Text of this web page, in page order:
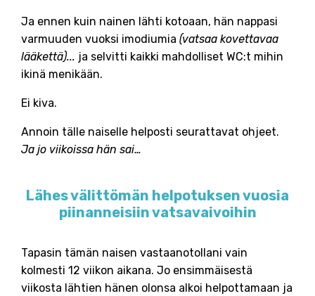
Ja ennen kuin nainen lähti kotoaan, hän nappasi
varmuuden vuoksi imodiumia (vatsaa kovettavaa
lääkettä)... ja selvitti kaikki mahdolliset WC:t mihin
ikinä menikään.
Ei kiva.
Annoin tälle naiselle helposti seurattavat ohjeet.
Ja jo viikoissa hän sai…
Lähes välittömän helpotuksen vuosia
piinanneisiin vatsavaivoihin
Tapasin tämän naisen vastaanotollani vain
kolmesti 12 viikon aikana. Jo ensimmäisestä
viikosta lähtien hänen olonsa alkoi helpottamaan ja